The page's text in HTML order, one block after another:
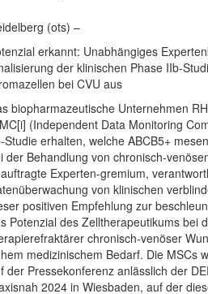
(ots) –
erkannt: Unabhängiges
der klinischen Phase IIb-
bei CVU aus
biopharmazeutische Unternehmen
(Independent Data Monitoring
Studie erhalten, welche ABCB5+
der Behandlung von chronisch-
Experten-gremium,
von klinischen
positiven Empfehlung zur
Potenzial des Zelltherapeutikums bei
chronisch-venöser
medizinischem Bedarf. Die MSCs
der Pressekonferenz anlässlich der
2024 in Wiesbaden, auf der